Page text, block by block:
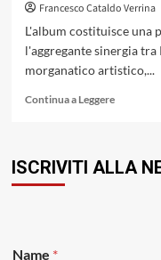
Francesco Cataldo Verrina
L'album costituisce una
l'aggregante sinergia tra
morganatico artistico,...
Continua a LeggereLeggi
«Modern
ISCRIVITI ALLA
Name *